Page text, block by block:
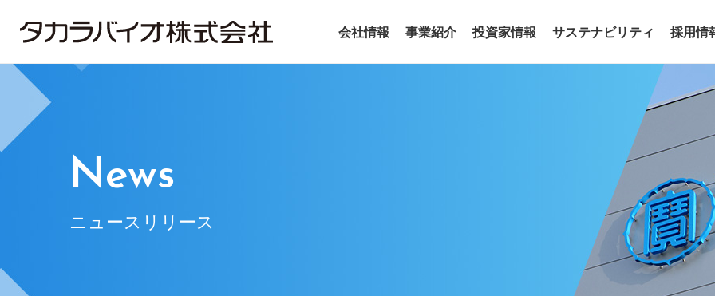
News
ニュースリリース
ごあいさつ グループ会社
会社情報
試薬・機器
事業紹介
IRライブラリ
投資家情報
ニュース＆トピックス
サステナビリティ 採用情